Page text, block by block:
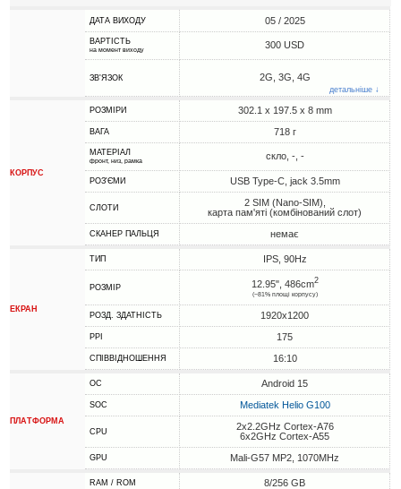
ДАТА ВИХОДУ 05 / 2025
ВАРТІСТЬ
на момент виходу 300 USD
ЗВ'ЯЗОК 2G, 3G, 4G
детальніше ↓
КОРПУС
РОЗМІРИ 302.1 x 197.5 x 8 mm
ВАГА 718 г
МАТЕРІАЛ
фронт, низ, рамка скло, -, -
РОЗ'ЄМИ USB Type-C, jack 3.5mm
СЛОТИ
2 SIM (Nano-SIM),
карта пам'яті (комбінований слот)
СКАНЕР ПАЛЬЦЯ немає
ЕКРАН
ТИП IPS, 90Hz
РОЗМІР 12.95", 486cm2
(~81% площі корпусу)
РОЗД. ЗДАТНІСТЬ 1920x1200
PPI 175
СПІВВІДНОШЕННЯ 16:10
ПЛАТФОРМА
ОС Android 15
SOC Mediatek Helio G100
CPU
2x2.2GHz Cortex-A76
6x2GHz Cortex-A55
GPU Mali-G57 MP2, 1070MHz
RAM / ROM 8/256 GB